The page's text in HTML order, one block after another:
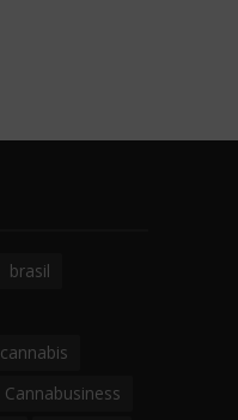
brasil
cannabis
Cannabusiness